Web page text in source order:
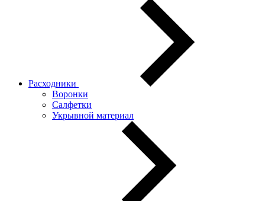
Расходники
Воронки
Салфетки
Укрывной материал